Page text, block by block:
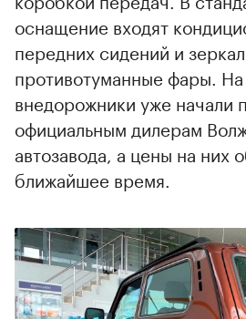
оснащение входят
передних сидений и
противотуманные фары.
внедорожники уже начали
официальным дилерам
автозавода, а цены на них
ближайшее время.